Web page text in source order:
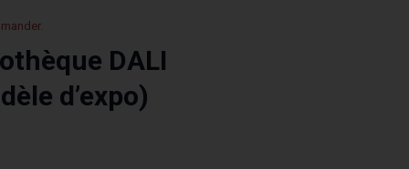
DALI
d’expo)